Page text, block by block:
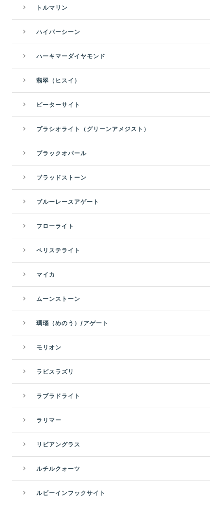
トルマリン
ハイパーシーン
ハーキマーダイヤモンド
翡翠（ヒスイ）
ピーターサイト
プラシオライト（グリーンアメジスト）
ブラックオパール
ブラッドストーン
ブルーレースアゲート
フローライト
ペリステライト
マイカ
ムーンストーン
瑪瑙（めのう）/アゲート
モリオン
ラピスラズリ
ラブラドライト
ラリマー
リビアングラス
ルチルクォーツ
ルビーインフックサイト